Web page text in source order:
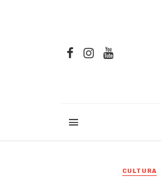
CULTURA